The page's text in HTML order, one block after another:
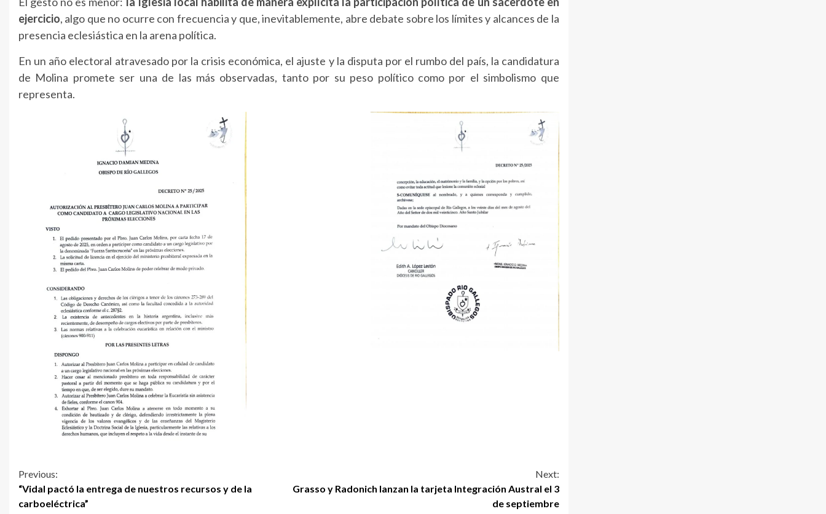
ejercicio, algo que no ocurre con frecuencia y que, inevitablemente, abre debate sobre los límites y alcances de la
presencia eclesiástica en la arena política.
En un año electoral atravesado por la crisis económica, el ajuste y la disputa por el rumbo del país, la candidatura
de Molina promete ser una de las más observadas, tanto por su peso político como por el simbolismo que
representa.
Continue
Reading
Previous:
“Vidal pactó la entrega de nuestros recursos y de la
carboeléctrica”
Next:
Grasso y Radonich lanzan la tarjeta Integración Austral el 3
de septiembre